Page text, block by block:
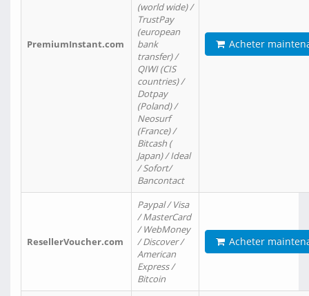
PremiumInstant.com
(world wide) /
TrustPay
(european
bank
transfer) /
QIWI (CIS
countries) /
Dotpay
(Poland) /
Neosurf
(France) /
Bitcash (
Japan) / Ideal
/ Sofort/
Bancontact
Acheter
ResellerVoucher.com
Paypal / Visa
/ MasterCard
/ WebMoney
/ Discover /
American
Express /
Bitcoin
Acheter